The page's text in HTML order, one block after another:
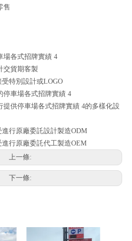
售
場各式招牌實績 4
交貨期客製
特別設計或LOGO
停車場各式招牌實績 4
提供停車場各式招牌實績 4的多樣化設
行原廠委託設計製造ODM
行原廠委託代工製造OEM
上一條:
下一條: